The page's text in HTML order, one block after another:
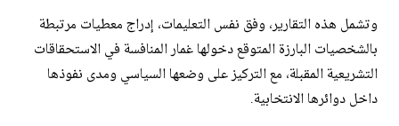
وتشمل هذه التقارير، وفق نفس التعليمات، إدراج معطيات مرتبطة
بالشخصيات البارزة المتوقع دخولها غمار المنافسة في الاستحقاقات
التشريعية المقبلة، مع التركيز على وضعها السياسي ومدى نفوذها
داخل دوائرها الانتخابية.